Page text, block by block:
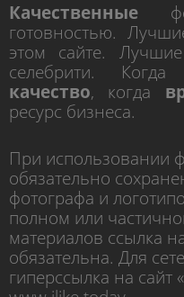
Качественные
готовностью.
этом сайте.
селебрити.
качество, когда
ресурс бизнеса.
При использовании
обязательно
фотографа и
полном или
материалов ссылка
обязательна. Для
гиперссылка на сайт